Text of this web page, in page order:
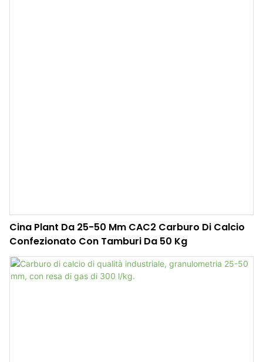
Cina Plant Da 25-50 Mm CAC2 Carburo Di Calcio
Confezionato Con Tamburi Da 50 Kg